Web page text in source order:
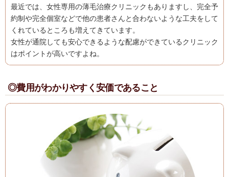
最近では、女性専用の薄毛治療クリニックもありますし、完全予
約制や完全個室などで他の患者さんと合わないような工夫をして
くれているところも増えてきています。
女性が通院しても安心できるような配慮ができているクリニック
はポイントが高いですよね。
◎費用がわかりやすく安価であること